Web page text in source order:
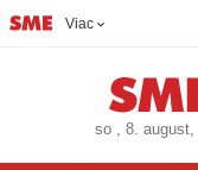
Viac
so, 8. august,